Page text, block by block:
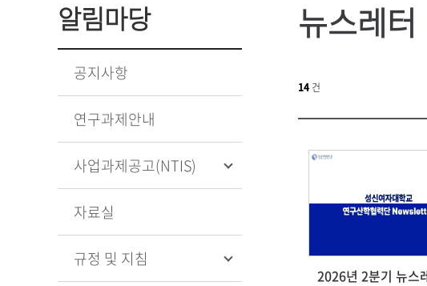
알림마당
공지사항
연구과제안내
사업과제공고(NTIS)
자료실
규정 및 지침
뉴스레터
14 건
2026년 2분기 뉴스